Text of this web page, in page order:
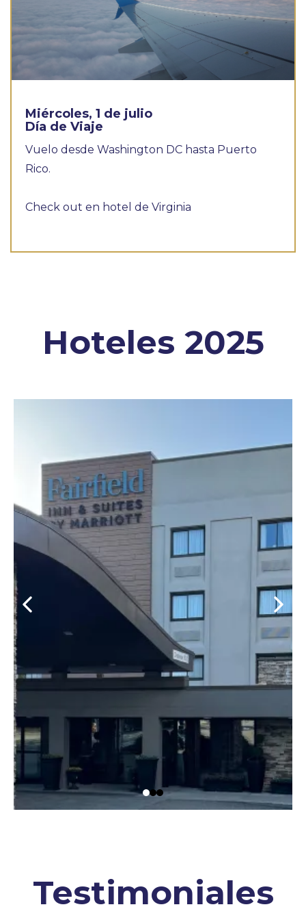
Miércoles, 1 de julio
Día de Viaje
Vuelo desde Washington DC hasta Puerto
Rico.
Check out en hotel de Virginia
Hoteles 2025
Testimoniales